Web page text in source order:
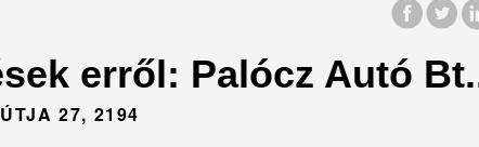
erről: Palócz Autó
27, 2194